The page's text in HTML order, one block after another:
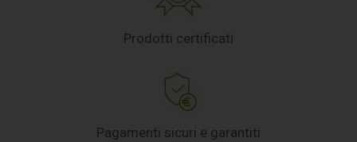
Prodotti certificati
Pagamenti sicuri e garantiti